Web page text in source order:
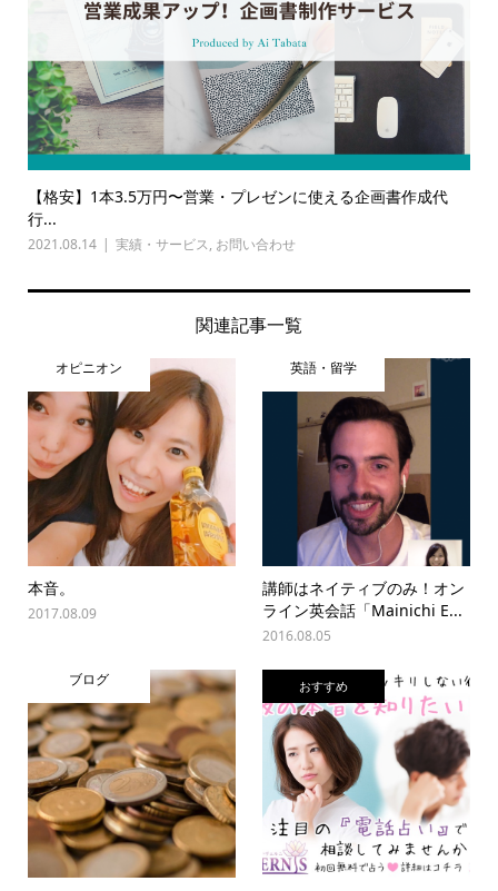
【格安】1本3.5万円〜営業・プレゼンに使える企画書作成代
行...
2021.08.14 実績・サービス, お問い合わせ
関連記事一覧
オピニオン
本音。
2017.08.09
英語・留学
講師はネイティブのみ！オン
ライン英会話「Mainichi E...
2016.08.05
ブログ おすすめ